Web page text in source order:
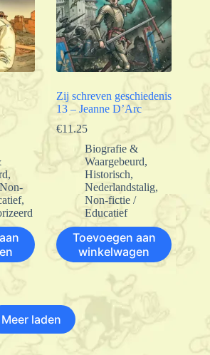
,
Non-
,
Zij schreven geschiedenis
13 – Jeanne D’Arc
€11.25
Biografie &
Waargebeurd,
Historisch,
Nederlandstalig,
Non-fictie /
Educatief
Toevoegen aan
winkelwagen
Meer laden